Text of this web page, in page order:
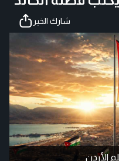
شارك الخبر
الأردن